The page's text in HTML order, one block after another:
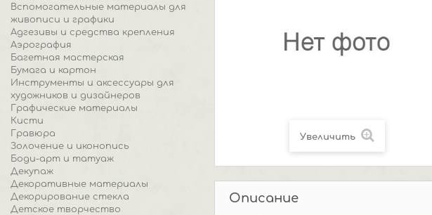
Вспомогательные материалы для
живописи и графики
Адгезивы и средства крепления
Аэрография
Багетная мастерская
Бумага и картон
Инструменты и аксессуары для
художников и дизайнеров
Графические материалы
Кисти
Гравюра
Золочение и иконопись
Боди-арт и татуаж
Декупаж
Декоративные материалы
Декорирование стекла
Детское творчество
Увеличить
Описание